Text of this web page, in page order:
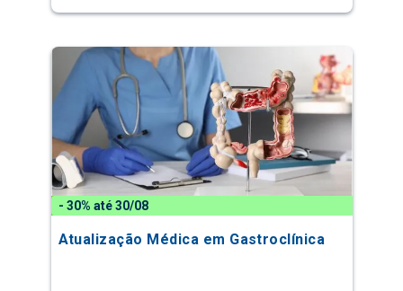
- 30% até 30/08
Atualização Médica em Gastroclínica